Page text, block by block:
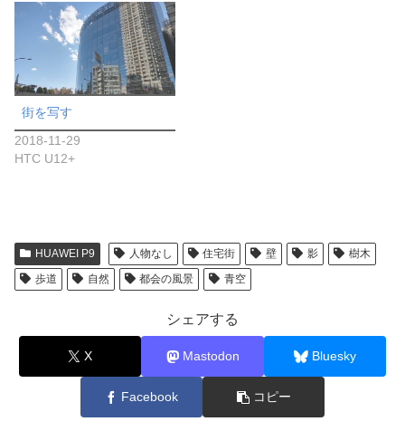
街を写す
2018-11-29
HTC U12+
HUAWEI P9 人物なし 住宅街 壁 影
樹木
歩道
自然 都会の風景 青空
シェアする
X Mastodon Bluesky
Facebook コピー